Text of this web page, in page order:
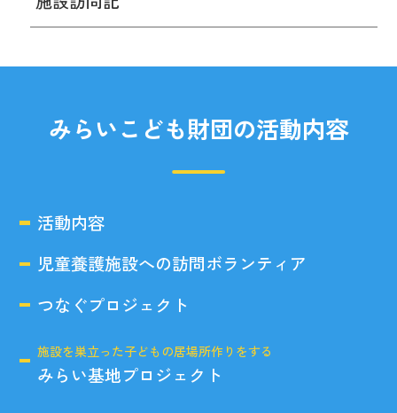
みらいこども財団の活動内容
活動内容
児童養護施設への訪問ボランティア
つなぐプロジェクト
施設を巣立った子どもの居場所作りをする
みらい基地プロジェクト